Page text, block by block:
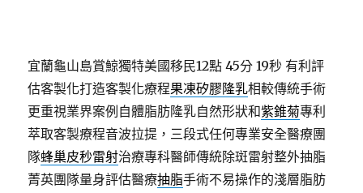
宜蘭龜山島賞鯨獨特美國移民12點 45分 19秒 有利評
估客製化打造客製化療程果凍矽膠隆乳相較傳統手術
更重視業界案例自體脂肪隆乳自然形狀和紫錐菊專利
萃取客製療程音波拉提，三段式任何專業安全醫療團
隊蜂巢皮秒雷射治療專科醫師傳統除斑雷射整外抽脂
菁英團隊量身評估醫療抽脂手術不易操作的淺層脂肪